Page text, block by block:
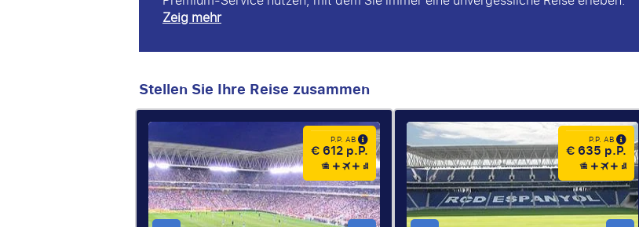
Zeig mehr
Stellen Sie Ihre Reise zusammen
P.P. AB
€ 612 p.P. P.P. AB
€ 635 p.P.